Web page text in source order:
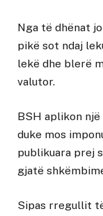
Nga të dhënat
pikë sot ndaj
lekë dhe blerë
valutor.
BSH aplikon
duke mos
publikuara prej
gjatë
Sipas rregullit